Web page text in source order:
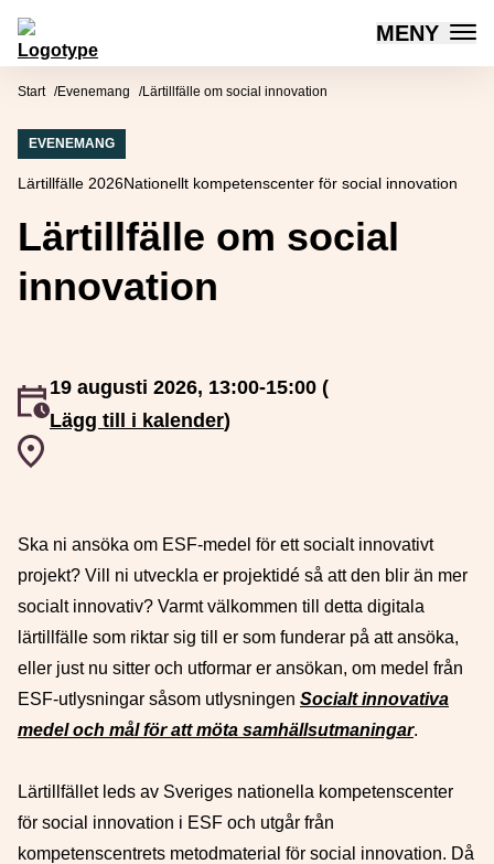
Hoppa till innehåll
Mötesplatsen Social Innovation MENY
Start Evenemang Lärtillfälle om social innovation
EVENEMANG
Lärtillfälle 2026Nationellt kompetenscenter för social innovation
Lärtillfälle om social
innovation
Event inträffar
19 augusti 2026, 13:00-15:00 (
Lägg till i kalender)
Event plats
Ska ni ansöka om ESF-medel för ett socialt innovativt
projekt? Vill ni utveckla er projektidé så att den blir än mer
socialt innovativ? Varmt välkommen till detta digitala
lärtillfälle som riktar sig till er som funderar på att ansöka,
eller just nu sitter och utformar er ansökan, om medel från
ESF-utlysningar såsom utlysningen Socialt innovativa
medel och mål för att möta samhällsutmaningar.
Lärtillfället leds av Sveriges nationella kompetenscenter
för social innovation i ESF och utgår från
kompetenscentrets metodmaterial för social innovation. Då